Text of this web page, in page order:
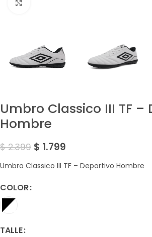
Umbro Classico III TF –
Hombre
$2.399 $ 1.799
Umbro Classico III TF – Deportivo Hombre
COLOR
TALLE